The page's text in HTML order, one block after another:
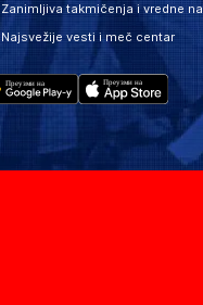
Zanimljiva takmičenja i vredne
Najsvežije vesti i meč centar